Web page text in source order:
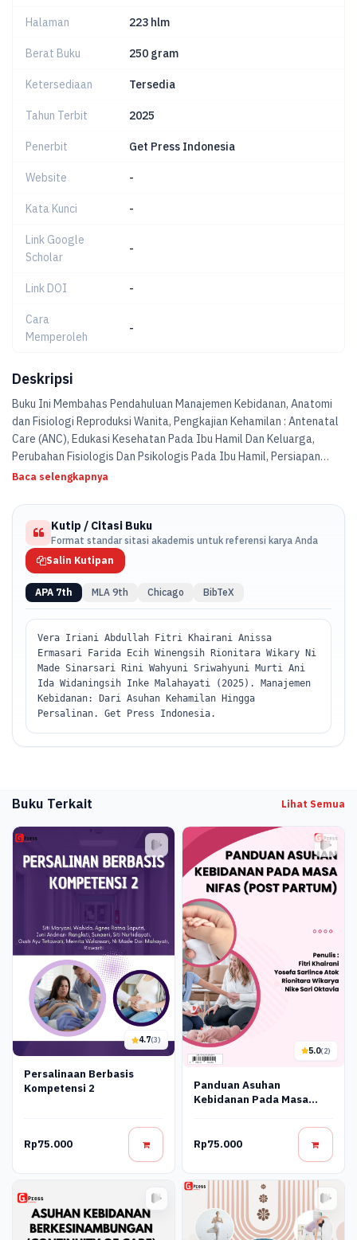
Halaman 223 hlm
Berat Buku 250 gram
Ketersediaan Tersedia
Tahun Terbit 2025
Penerbit Get Press Indonesia
Website -
Kata Kunci -
Link Google
Scholar
-
Link DOI -
Cara
Memperoleh
-
Deskripsi
Buku Ini Membahas Pendahuluan Manajemen Kebidanan, Anatomi
dan Fisiologi Reproduksi Wanita, Pengkajian Kehamilan : Antenatal
Care (ANC), Edukasi Kesehatan Pada Ibu Hamil Dan Keluarga,
Perubahan Fisiologis Dan Psikologis Pada Ibu Hamil, Persiapan
Persalinan dan Proses Persalinan, Asuhan Intrapartum,
Berencana, Menajemen Laktasi, Dokumentasi Asuhan Kebidanan,
Komunikasi dan Kolaburasi dalam Kebidanan.
Baca selengkapnya
Kutip / Citasi Buku
Format standar sitasi akademis untuk referensi karya Anda
Salin Kutipan
APA 7th MLA 9th Chicago BibTeX
Vera Iriani Abdullah Fitri Khairani Anissa
Ermasari Farida Ecih Winengsih Rionitara Wikary Ni
Made Sinarsari Rini Wahyuni Sriwahyuni Murti Ani
Ida Widaningsih Inke Malahayati (2025). Manajemen
Kebidanan: Dari Asuhan Kehamilan Hingga
Persalinan. Get Press Indonesia.
Buku Terkait Lihat Semua
4.7(3)
Persalinaan Berbasis
Kompetensi 2
Rp75.000
5.0(2)
Panduan Asuhan
Kebidanan Pada Masa
Rp75.000